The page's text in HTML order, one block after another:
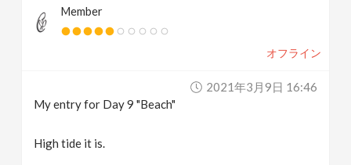
Member
オフライン
2021年3月9日 16:46
My entry for Day 9 "Beach"
High tide it is.